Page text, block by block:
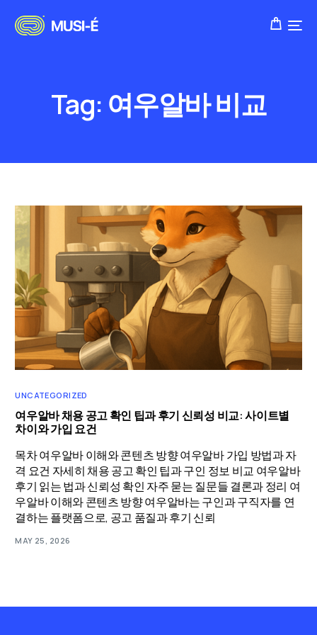
Tag: 여우알바 비교
UNCATEGORIZED
여우알바 채용 공고 확인 팁과 후기 신뢰성 비교: 사이트별
차이와 가입 요건
목차 여우알바 이해와 콘텐츠 방향 여우알바 가입 방법과 자
격 요건 자세히 채용 공고 확인 팁과 구인 정보 비교 여우알바
후기 읽는 법과 신뢰성 확인 자주 묻는 질문들 결론과 정리 여
우알바 이해와 콘텐츠 방향 여우알바는 구인과 구직자를 연
결하는 플랫폼으로, 공고 품질과 후기 신뢰
MAY 25, 2026